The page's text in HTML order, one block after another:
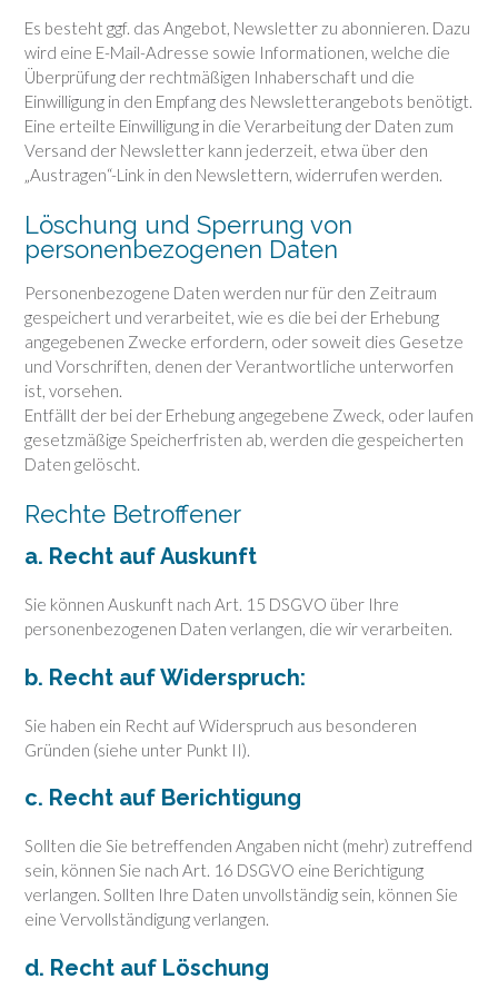
Es besteht ggf. das Angebot, Newsletter zu abonnieren. Dazu
wird eine E-Mail-Adresse sowie Informationen, welche die
Überprüfung der rechtmäßigen Inhaberschaft und die
Einwilligung in den Empfang des Newsletterangebots benötigt.
Eine erteilte Einwilligung in die Verarbeitung der Daten zum
Versand der Newsletter kann jederzeit, etwa über den
„Austragen“-Link in den Newslettern, widerrufen werden.
Löschung und Sperrung von
personenbezogenen Daten
Personenbezogene Daten werden nur für den Zeitraum
gespeichert und verarbeitet, wie es die bei der Erhebung
angegebenen Zwecke erfordern, oder soweit dies Gesetze
und Vorschriften, denen der Verantwortliche unterworfen
ist, vorsehen.
Entfällt der bei der Erhebung angegebene Zweck, oder laufen
gesetzmäßige Speicherfristen ab, werden die gespeicherten
Daten gelöscht.
Rechte Betroffener
a. Recht auf Auskunft
Sie können Auskunft nach Art. 15 DSGVO über Ihre
personenbezogenen Daten verlangen, die wir verarbeiten.
b. Recht auf Widerspruch:
Sie haben ein Recht auf Widerspruch aus besonderen
Gründen (siehe unter Punkt II).
c. Recht auf Berichtigung
Sollten die Sie betreffenden Angaben nicht (mehr) zutreffend
sein, können Sie nach Art. 16 DSGVO eine Berichtigung
verlangen. Sollten Ihre Daten unvollständig sein, können Sie
eine Vervollständigung verlangen.
d. Recht auf Löschung